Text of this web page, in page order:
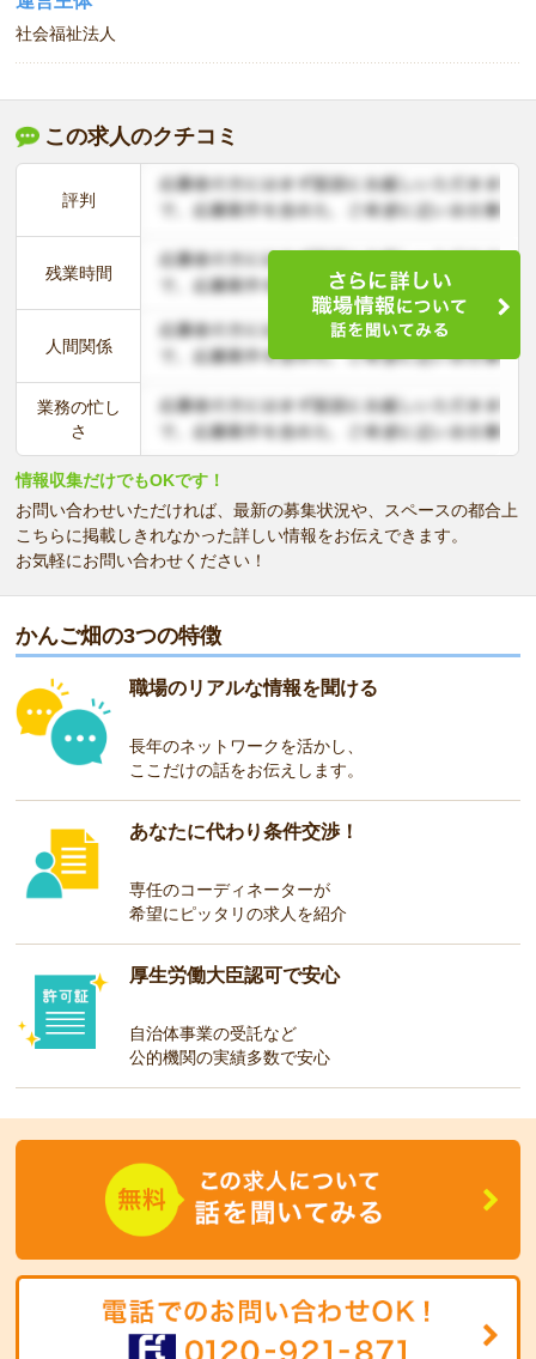
社会福祉法人
この求人のクチコミ
評判
残業時間
人間関係
業務の忙し
さ
情報収集だけでもOKです！
お問い合わせいただければ、最新の募集状況や、スペースの都合上
こちらに掲載しきれなかった詳しい情報をお伝えできます。
お気軽にお問い合わせください！
かんご畑の3つの特徴
職場のリアルな情報を聞ける
長年のネットワークを活かし、
ここだけの話をお伝えします。
あなたに代わり条件交渉！
専任のコーディネーターが
希望にピッタリの求人を紹介
厚生労働大臣認可で安心
自治体事業の受託など
公的機関の実績多数で安心